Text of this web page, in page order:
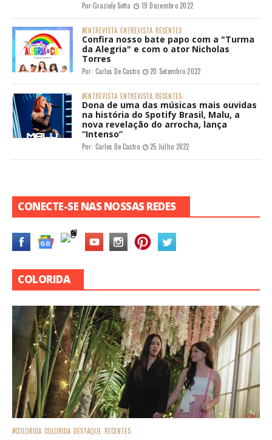
Por:Graziely Sofia 19 Dezembro 2022
#ENTREVISTA ENTREVISTA RECENTES
Confira nosso bate papo com a "Turma
da Alegria" e com o ator Nicholas
Torres
Por: Carlos De Castro 20 Setembro 2022
#ENTREVISTA ENTREVISTA RECENTES
Dona de uma das músicas mais ouvidas
na história do Spotify Brasil, Malu, a
nova revelação do arrocha, lança
“Intenso”
Por: Carlos De Castro 25 Julho 2022
CONECTE-SE NAS NOSSAS REDES
COLORIDA
#COLORIDA COLORIDA DESTAQUE RECENTES